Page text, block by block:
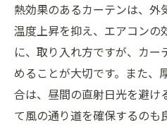
熱効果のあるカーテンは、外
温度上昇を抑え、エアコンの
に、取り入れ方ですが、カ
めることが大切です。また、
合は、昼間の直射日光を避け
て風の通り道を確保するのも